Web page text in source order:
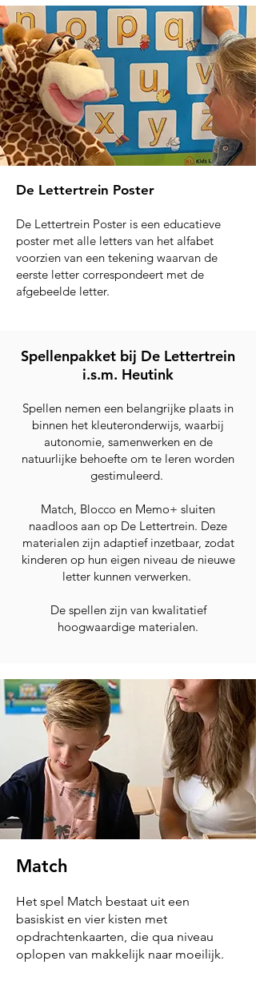
De Lettertrein Poster
De Lettertrein Poster is een educatieve
poster met alle letters van het alfabet
voorzien van een tekening waarvan de
eerste letter correspondeert met de
afgebeelde letter.
Spellenpakket bij De Lettertrein
i.s.m. Heutink
Spellen nemen een belangrijke plaats in
binnen het kleuteronderwijs, waarbij
autonomie, samenwerken en de
natuurlijke behoefte om te leren worden
gestimuleerd.
Match, Blocco en Memo+ sluiten
naadloos aan op De Lettertrein. Deze
materialen zijn adaptief inzetbaar, zodat
kinderen op hun eigen niveau de nieuwe
letter kunnen verwerken.
De spellen zijn van kwalitatief
hoogwaardige materialen.
Match
Het spel Match bestaat uit een
basiskist en vier kisten met
opdrachtenkaarten, die qua niveau
oplopen van makkelijk naar moeilijk.